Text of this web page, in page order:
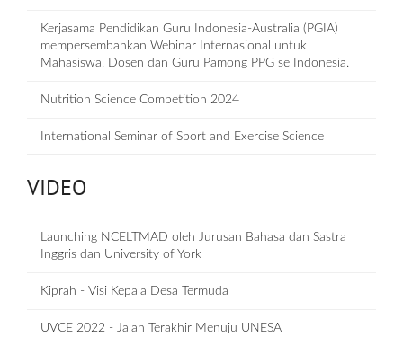
Kerjasama Pendidikan Guru Indonesia-Australia (PGIA)
mempersembahkan Webinar Internasional untuk
Mahasiswa, Dosen dan Guru Pamong PPG se Indonesia.
Nutrition Science Competition 2024
International Seminar of Sport and Exercise Science
VIDEO
Launching NCELTMAD oleh Jurusan Bahasa dan Sastra
Inggris dan University of York
Kiprah - Visi Kepala Desa Termuda
UVCE 2022 - Jalan Terakhir Menuju UNESA